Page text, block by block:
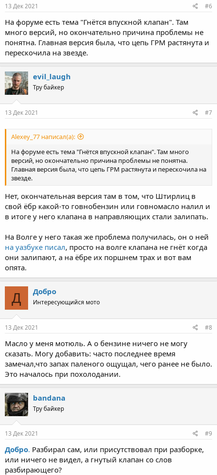
13 Дек 2021 #6
На форуме есть тема "Гнётся впускной клапан". Там
много версий, но окончательно причина проблемы не
понятна. Главная версия была, что цепь ГРМ растянута и
перескочила на звезде.
evil_laugh
Тру байкер
13 Дек 2021 #7
Alexey_77 написал(а):
На форуме есть тема "Гнётся впускной клапан". Там много
версий, но окончательно причина проблемы не понятна.
Главная версия была, что цепь ГРМ растянута и перескочила на
звезде.
Нет, окончательная версия там в том, что Штирлиц в
свой ёбр какой-то говнобензин или говномасло налил и
в итоге у него клапана в направляющих стали залипать.
На Волге у него такая же проблема получилась, он о ней
на уазбуке писал, просто на волге клапана не гнёт когда
они залипают, а на ёбре их поршнем трах и вот вам
опята.
Д Добро
Интересующийся мото
13 Дек 2021 #8
Масло у меня мотюль. А о бензине ничего не могу
сказать. Могу добавить: часто последнее время
замечал,что запах паленого ощущал, чего ранее не было.
Это началось при похолодании.
bandana
Тру байкер
13 Дек 2021 #9
Добро. Разбирал сам, или присутствовал при разборке,
или ничего не видел, а гнутый клапан со слов
разбирающего?